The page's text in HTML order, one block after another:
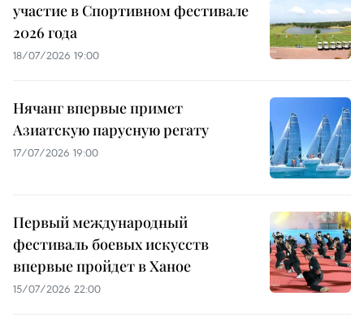
участие в Спортивном фестивале
2026 года
18/07/2026 19:00
Нячанг впервые примет
Азиатскую парусную регату
17/07/2026 19:00
Первый международный
фестиваль боевых искусств
впервые пройдет в Ханое
15/07/2026 22:00